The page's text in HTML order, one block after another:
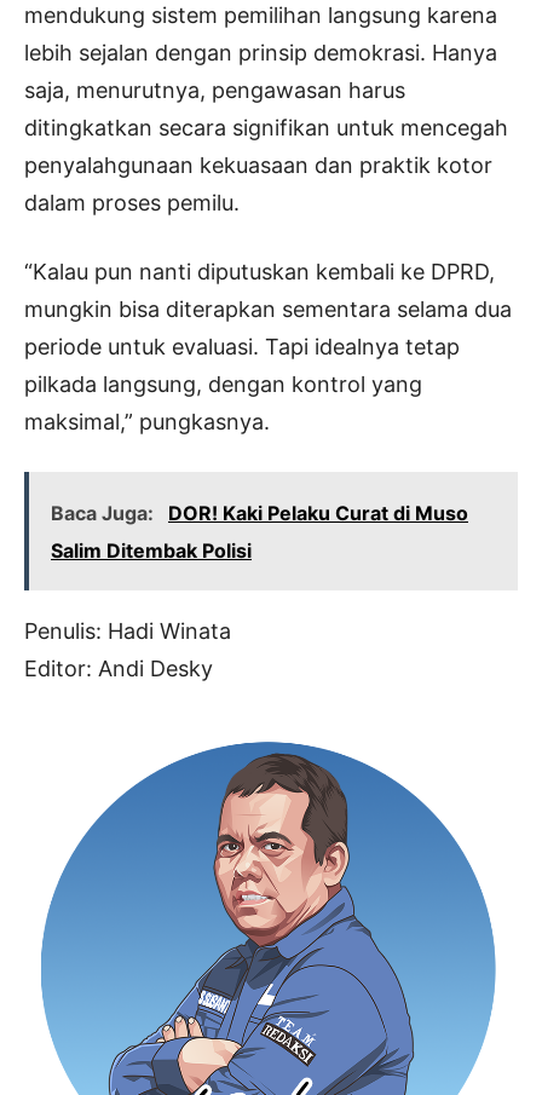
mendukung sistem pemilihan langsung karena
lebih sejalan dengan prinsip demokrasi. Hanya
saja, menurutnya, pengawasan harus
ditingkatkan secara signifikan untuk mencegah
penyalahgunaan kekuasaan dan praktik kotor
dalam proses pemilu.
“Kalau pun nanti diputuskan kembali ke DPRD,
mungkin bisa diterapkan sementara selama dua
periode untuk evaluasi. Tapi idealnya tetap
pilkada langsung, dengan kontrol yang
maksimal,” pungkasnya.
Baca Juga:
DOR! Kaki Pelaku Curat di Muso
Salim Ditembak Polisi
Penulis: Hadi Winata
Editor: Andi Desky